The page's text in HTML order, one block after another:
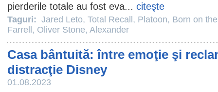
pierderile totale au fost eva... citeşte
Taguri: Jared Leto, Total Recall , Platoon, Born on
Farrell , Oliver Stone, Alexander
Casa bântuită: între emoţie şi
distracţie Disney
01.08.2023